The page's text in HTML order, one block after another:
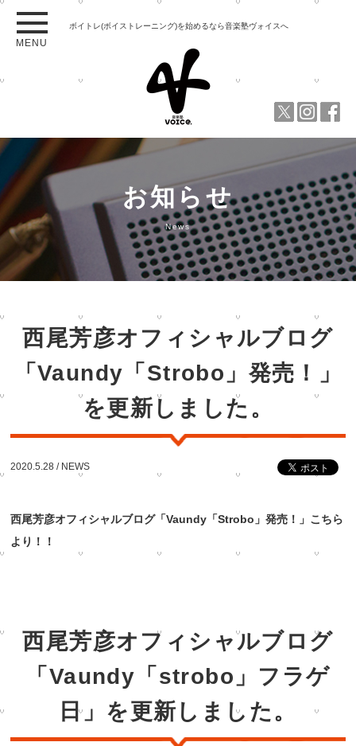
MENU
ボイトレ(ボイストレーニング)を始めるなら音楽塾ヴォイスへ
お知らせ
News
西尾芳彦オフィシャルブログ
「Vaundy「Strobo」発売！」
を更新しました。
2020.5.28 / NEWS
西尾芳彦オフィシャルブログ「Vaundy「Strobo」発売！」こちら
より！！
西尾芳彦オフィシャルブログ
「Vaundy「strobo」フラゲ
日」を更新しました。